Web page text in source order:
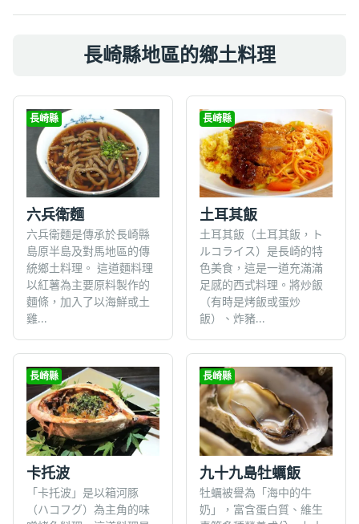
長崎縣地區的鄉土料理
長崎縣
六兵衛麵
六兵衛麵是傳承於長崎縣
島原半島及對馬地區的傳
統鄉土料理。 這道麵料理
以紅薯為主要原料製作的
麵條，加入了以海鮮或土
雞...
長崎縣
土耳其飯
土耳其飯（土耳其飯，ト
ルコライス）是長崎的特
色美食，這是一道充滿滿
足感的西式料理。將炒飯
（有時是烤飯或蛋炒
飯）、炸豬...
長崎縣
卡托波
「卡托波」是以箱河豚
（ハコフグ）為主角的味
長崎縣
九十九島牡蠣飯
牡蠣被譽為「海中的牛
奶」，富含蛋白質、維生